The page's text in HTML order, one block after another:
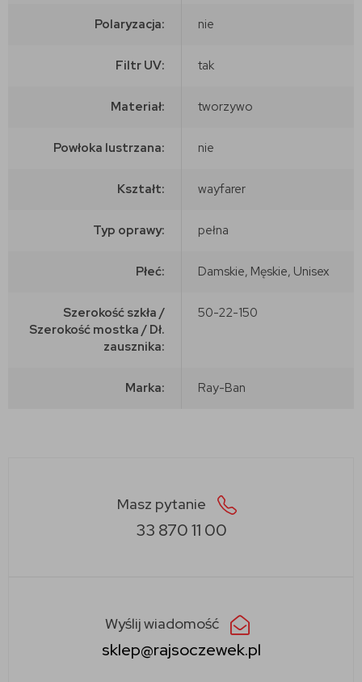
Polaryzacja: nie
Filtr UV: tak
Materiał: tworzywo
Powłoka lustrzana: nie
Kształt: wayfarer
Typ oprawy: pełna
Płeć: Damskie, Męskie, Unisex
Szerokość szkła /
Szerokość mostka / Dł.
zausznika:
50-22-150
Marka: Ray-Ban
Masz pytanie
33 870 11 00
Wyślij wiadomość
sklep@rajsoczewek.pl